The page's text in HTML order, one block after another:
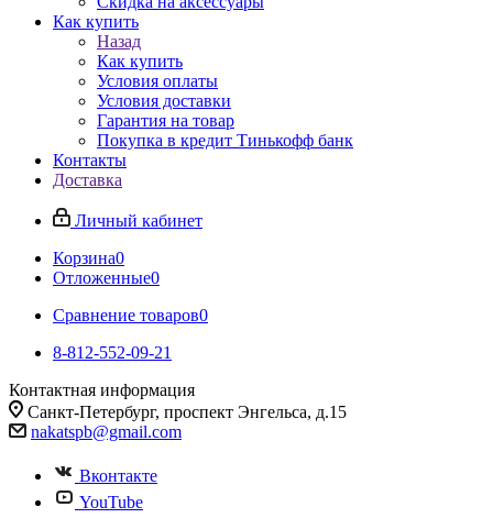
Как купить
Назад
Как купить
Условия оплаты
Условия доставки
Гарантия на товар
Покупка в кредит Тинькофф банк
Контакты
Доставка
Личный кабинет
Корзина0
Отложенные0
Сравнение товаров0
8-812-552-09-21
Контактная информация
Санкт-Петербург, проспект Энгельса, д.15
nakatspb@gmail.com
Вконтакте
YouTube